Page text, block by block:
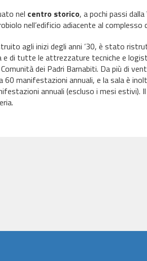
nel centro storico, a pochi passi
nell’edificio adiacente al
agli inizi degli anni ’30, è stato
e di tutte le attrezzature tecniche e
dei Padri Barnabiti. Da più di
60 manifestazioni annuali, e la sala è
annuali (escluso i mesi